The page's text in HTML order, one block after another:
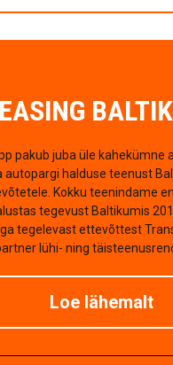
pakub juba üle kahekümne
autopargi halduse teenust
Kokku teenindame
tegevust Baltikumis
tegelevast ettevõttest
lühi- ning
Loe lähemalt